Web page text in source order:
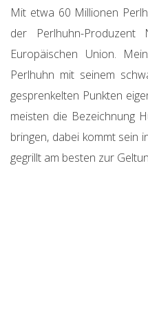
Mit etwa 60 Millionen
der Perlhuhn-
Europäischen Union.
Perlhuhn mit seinem
gesprenkelten Punkten
meisten die Bezeichnung
bringen, dabei kommt sein
gegrillt am besten zur